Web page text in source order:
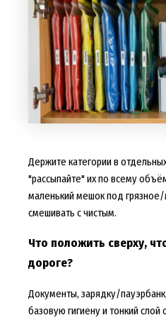
Держите категории в
"рассыпайте" их по всему
маленький мешок под
смешивать с чистым.
Что положить сверху,
дороге?
Документы, зарядку/
базовую гигиену и тонкий